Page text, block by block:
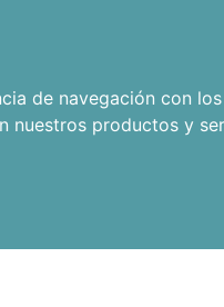
de navegación con
nuestros productos y